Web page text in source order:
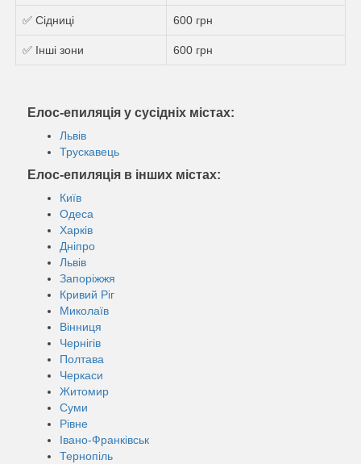
✅ Сідниці 600 грн
✅ Інші зони 600 грн
Елос-епиляція у сусідніх містах:
Львів
Трускавець
Елос-епиляція в інших містах:
Київ
Одеса
Харків
Дніпро
Львів
Запоріжжя
Кривий Ріг
Миколаїв
Вінниця
Чернігів
Полтава
Черкаси
Житомир
Суми
Рівне
Івано-Франківськ
Тернопіль